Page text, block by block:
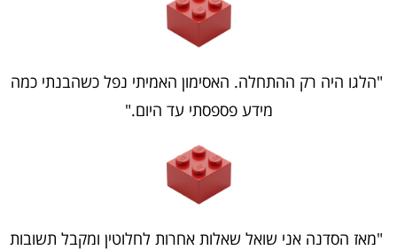
"הלגו היה רק ההתחלה. האסימון האמיתי נפל כשהבנתי כמה
מידע פספסתי עד היום."
"מאז הסדנה אני שואל שאלות אחרות לחלוטין ומקבל תשובות